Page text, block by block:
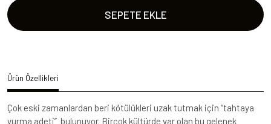
SEPETE EKLE
Ürün Özellikleri
Çok eski zamanlardan beri kötülükleri uzak tutmak için “tahtaya
vurma adeti” bulunuyor. Birçok kültürde var olan bu gelenek